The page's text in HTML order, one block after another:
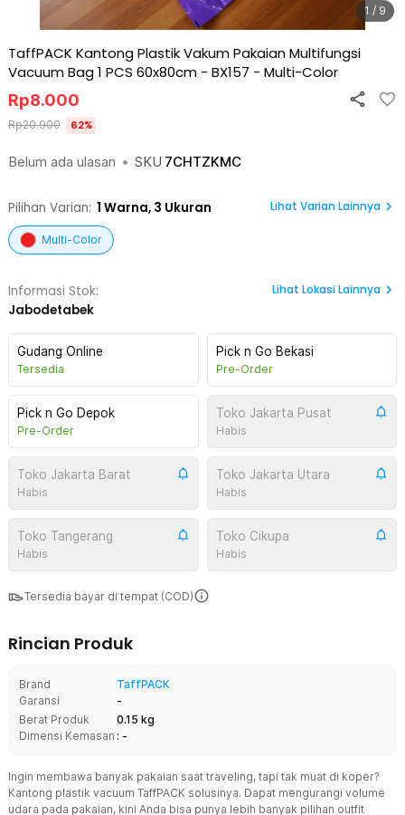
1 / 9
TaffPACK Kantong Plastik Vakum Pakaian Multifungsi
Vacuum Bag 1 PCS 60x80cm - BX157 - Multi-Color
Belum ada ulasan • SKU 7CHTZKMC
Rp8.000
Rp20.900 62%
Pilihan Varian: 1 Warna, 3 Ukuran Lihat Varian Lainnya
Multi-Color
Informasi Stok:
Jabodetabek
Lihat Lokasi Lainnya
Gudang Online
Tersedia
Pick n Go Bekasi
Pre-Order
Pick n Go Depok
Pre-Order
Toko Jakarta Pusat
Habis
Toko Jakarta Barat
Habis
Toko Jakarta Utara
Habis
Toko Tangerang
Habis
Toko Cikupa
Habis
Tersedia bayar di tempat (COD)
Rincian Produk
Brand
TaffPACK
Garansi
-
Berat Produk
0.15 kg
Dimensi Kemasan : -
Ingin membawa banyak pakaian saat traveling, tapi tak muat di koper?
Kantong plastik vacuum TaffPACK solusinya. Dapat mengurangi volume
udara pada pakaian, kini Anda bisa punya lebih banyak pilihan outfit